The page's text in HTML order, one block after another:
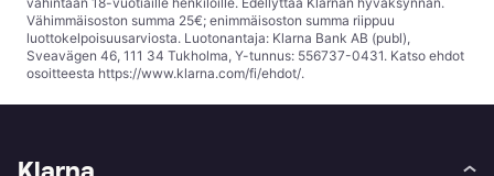
Vähimmäisoston summa 25€; enimmäisoston summa riippuu
luottokelpoisuusarviosta. Luotonantaja: Klarna Bank AB (publ),
Sveavägen 46, 111 34 Tukholma, Y-tunnus: 556737-0431. Katso ehdot
osoitteesta https://www.klarna.com/fi/ehdot/.